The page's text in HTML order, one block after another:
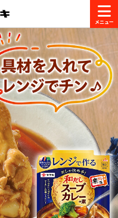
ヤマキ 割烹白だし